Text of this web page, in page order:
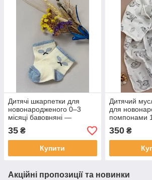
Дитячі шкарпетки для
новонародженого 0–3
місяці бавовняні —
шкарпетки для немовляти
35 ₴
Купити
Дитячий
для
помпонами
легкий плед із
350₴
Акційні пропозиції та новинки